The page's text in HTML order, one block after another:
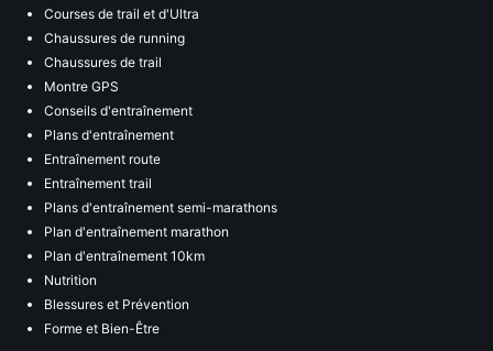
Courses de trail et d'Ultra
Chaussures de running
Chaussures de trail
Montre GPS
Conseils d'entraînement
Plans d'entraînement
Entraînement route
Entraînement trail
Plans d'entraînement semi-marathons
Plan d'entraînement marathon
Plan d'entraînement 10km
Nutrition
Blessures et Prévention
Forme et Bien-Être